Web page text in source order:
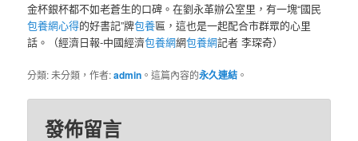
金杯銀杯都不如老蒼生的口碑。在劉永革辦公室里，有一塊“國民
包養網心得的好書記”牌包養匾，這也是一起配合市群眾的心里
話。（經濟日報-中國經濟包養網網包養網記者 李琛奇）
分類: 未分類，作者:admin 。這篇內容的永久連結 。
發佈留言